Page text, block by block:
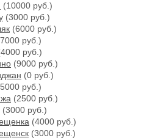
(10000 руб.)
(3000 руб.)
(6000 руб.)
руб.)
руб.)
(9000 руб.)
(0 руб.)
руб.)
(2500 руб.)
(3000 руб.)
(4000 руб.)
(3000 руб.)